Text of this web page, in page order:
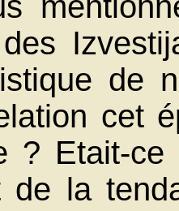
de
cet
? Etait-
de la